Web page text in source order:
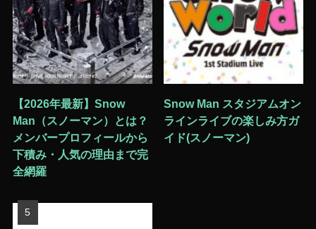
【2026年最新】Snow
Man（スノーマン）とは？
メンバープロフィールから
下積み・人気の理由まで完
全網羅
Snow Man スタジアムオン
ラインライブの楽しみ方ガ
イド(スノーマン)